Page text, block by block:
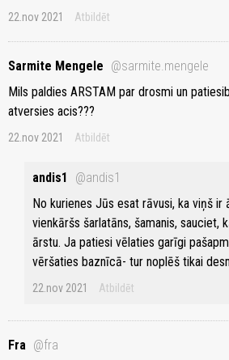
22.nov 2021 Atbildēt
Sarmite Mengele @sarmite.mengele
Mils paldies ARSTAM par drosmi un
atversies acis???
22.nov 2021 Atbildēt
andis1
@andis1
No kurienes Jūs esat rāvusi, ka viņš
vienkāršs šarlatāns, šamanis, sauciet,
ārstu. Ja patiesi vēlaties garīgi
vēršaties baznīcā- tur noplēš tikai
22.nov 2021 Atbildēt
Fra @fra